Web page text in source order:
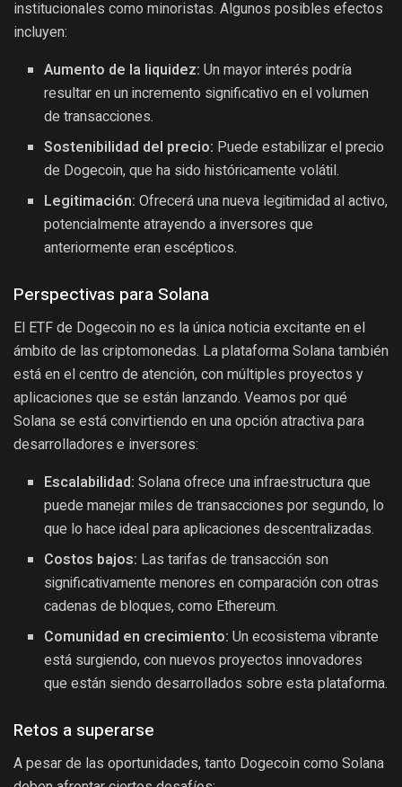
institucionales como minoristas. Algunos posibles efectos
incluyen:
Aumento de la liquidez: Un mayor interés podría
resultar en un incremento significativo en el volumen
de transacciones.
Sostenibilidad del precio: Puede estabilizar el precio
de Dogecoin, que ha sido históricamente volátil.
Legitimación: Ofrecerá una nueva legitimidad al activo,
potencialmente atrayendo a inversores que
anteriormente eran escépticos.
Perspectivas para Solana
El ETF de Dogecoin no es la única noticia excitante en el
ámbito de las criptomonedas. La plataforma Solana también
está en el centro de atención, con múltiples proyectos y
aplicaciones que se están lanzando. Veamos por qué
Solana se está convirtiendo en una opción atractiva para
desarrolladores e inversores:
Escalabilidad: Solana ofrece una infraestructura que
puede manejar miles de transacciones por segundo, lo
que lo hace ideal para aplicaciones descentralizadas.
Costos bajos: Las tarifas de transacción son
significativamente menores en comparación con otras
cadenas de bloques, como Ethereum.
Comunidad en crecimiento: Un ecosistema vibrante
está surgiendo, con nuevos proyectos innovadores
que están siendo desarrollados sobre esta plataforma.
Retos a superarse
A pesar de las oportunidades, tanto Dogecoin como Solana